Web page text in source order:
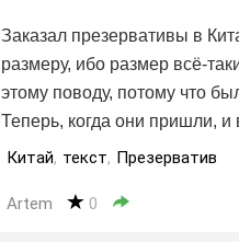
Заказал презервативы в
размеру, ибо размер всё-
этому поводу, потому что
Теперь, когда они пришли, и
Китай, текст, Презерватив
Artem 0